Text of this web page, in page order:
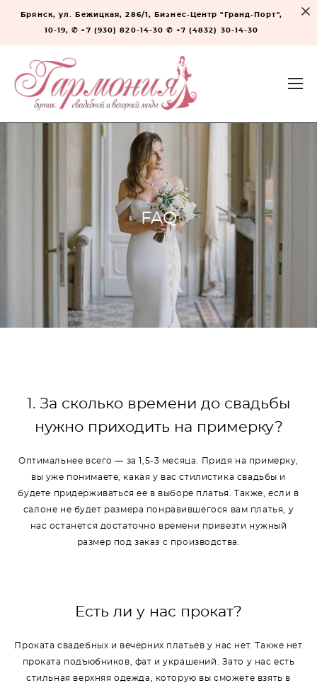
Брянск, ул. Бежицкая, 286/1, Бизнес-Центр "Гранд-Порт",
10-19, ✆ +7 (930) 820-14-30 ✆ +7 (4832) 30-14-30
FAQ
1. За сколько времени до свадьбы
нужно приходить на примерку?
Оптимальнее всего — за 1,5-3 месяца. Придя на примерку,
вы уже понимаете, какая у вас стилистика свадьбы и
будете придерживаться ее в выборе платья. Также, если в
салоне не будет размера понравившегося вам платья, у
нас останется достаточно времени привезти нужный
размер под заказ с производства.
Есть ли у нас прокат?
Проката свадебных и вечерних платьев у нас нет. Также нет
проката подъюбников, фат и украшений. Зато у нас есть
стильная верхняя одежда, которую вы сможете взять в